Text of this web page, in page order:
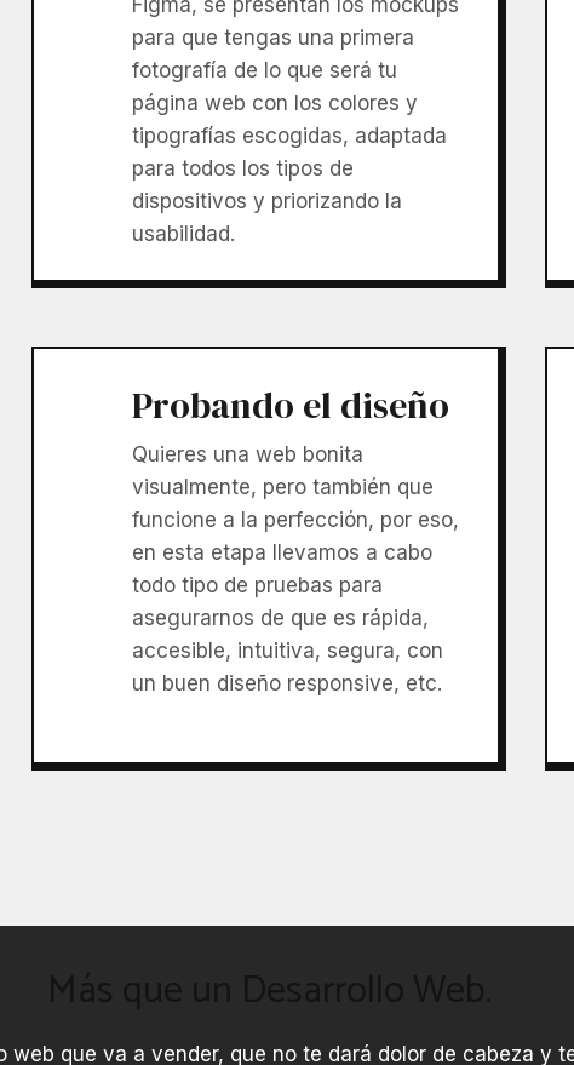
Figma, se presentan los mockups
para que tengas una primera
fotografía de lo que será tu
página web con los colores y
tipografías escogidas, adaptada
para todos los tipos de
dispositivos y priorizando la
usabilidad.
Probando el diseño
Quieres una web bonita
visualmente, pero también que
funcione a la perfección, por eso,
en esta etapa llevamos a cabo
todo tipo de pruebas para
asegurarnos de que es rápida,
accesible, intuitiva, segura, con
un buen diseño responsive, etc.
web que va a vender, que no te dará dolor de cabeza y